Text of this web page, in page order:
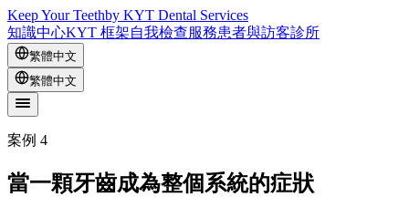
Keep Your Teethby KYT Dental Services
知識中心KYT 框架自我檢查服務患者與訪客診所
繁體中文
繁體中文
案例 4
當一顆牙齒成為整個系統的症狀